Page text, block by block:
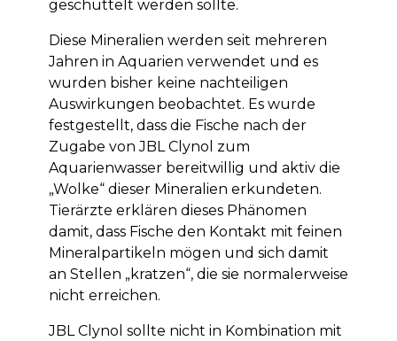
geschüttelt werden sollte.
Diese Mineralien werden seit mehreren
Jahren in Aquarien verwendet und es
wurden bisher keine nachteiligen
Auswirkungen beobachtet. Es wurde
festgestellt, dass die Fische nach der
Zugabe von JBL Clynol zum
Aquarienwasser bereitwillig und aktiv die
„Wolke“ dieser Mineralien erkundeten.
Tierärzte erklären dieses Phänomen
damit, dass Fische den Kontakt mit feinen
Mineralpartikeln mögen und sich damit
an Stellen „kratzen“, die sie normalerweise
nicht erreichen.
JBL Clynol sollte nicht in Kombination mit